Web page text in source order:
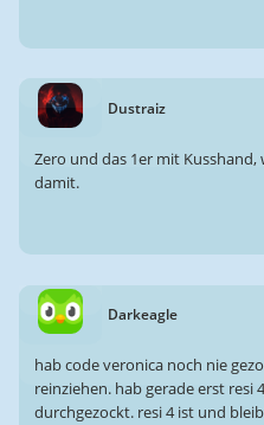
Dustraiz
Zero und das 1er mit
damit.
Darkeagle
hab code veronica noch nie
reinziehen. hab gerade erst resi
durchgezockt. resi 4 ist und